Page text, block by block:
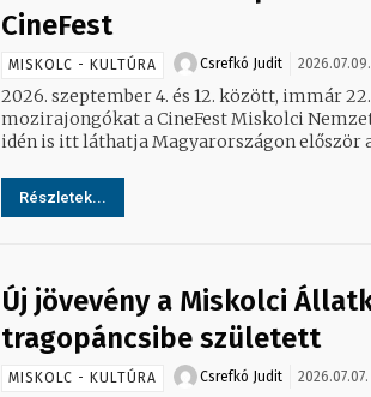
CineFest
MISKOLC - KULTÚRA Csrefkó Judit 2026.07.09.
2026. szeptember 4. és 12. között, immár
mozirajongókat a CineFest Miskolci
idén is itt láthatja Magyarországon először
Részletek...
Új jövevény a Miskolci
tragopáncsibe született
MISKOLC - KULTÚRA Csrefkó Judit 2026.07.07.